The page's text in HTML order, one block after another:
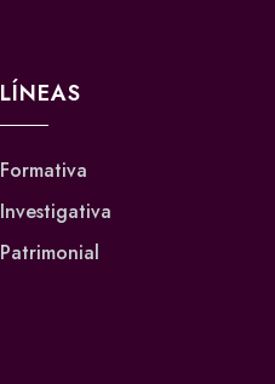
LÍNEAS
Formativa
Investigativa
Patrimonial